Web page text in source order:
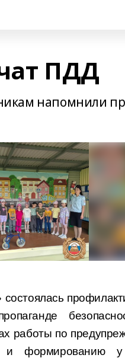
ПДД
напомнили
работы по
и формированию у